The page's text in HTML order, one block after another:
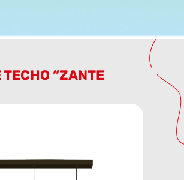
“ZANTE